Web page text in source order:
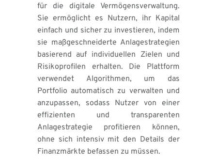
für die digitale Vermögensverwaltung.
Sie ermöglicht es Nutzern, ihr Kapital
einfach und sicher zu investieren, indem
sie maßgeschneiderte Anlagestrategien
basierend auf individuellen Zielen und
Risikoprofilen erhalten. Die Plattform
verwendet Algorithmen, um das
Portfolio automatisch zu verwalten und
anzupassen, sodass Nutzer von einer
effizienten und transparenten
Anlagestrategie profitieren können,
ohne sich intensiv mit den Details der
Finanzmärkte befassen zu müssen.